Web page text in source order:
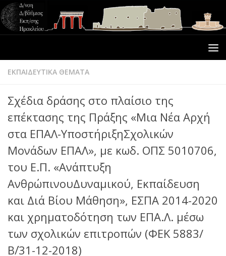
ΕΚΠΑΙΔΕΥΤΙΚΑ ΘΕΜΑΤΑ
Σχέδια δράσης στο πλαίσιο της
επέκτασης της Πράξης «Μια Νέα Αρχή
στα ΕΠΑΛ-ΥποστήριξηΣχολικών
Μονάδων ΕΠΑΛ», με κωδ. ΟΠΣ 5010706,
του Ε.Π. «Ανάπτυξη
ΑνθρώπινουΔυναμικού, Εκπαίδευση
και Διά Βίου Μάθηση», ΕΣΠΑ 2014-2020
και χρηματοδότηση των ΕΠΑ.Λ. μέσω
των σχολικών επιτροπών (ΦΕΚ 5883/
Β΄/31-12-2018)